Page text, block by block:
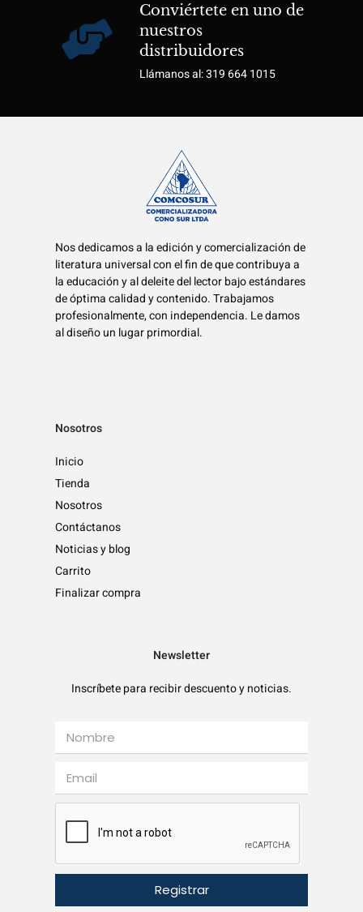
Conviértete en uno de
nuestros
distribuidores
Llámanos al: 319 664 1015
Nos dedicamos a la edición y comercialización de
literatura universal con el fin de que contribuya a
la educación y al deleite del lector bajo estándares
de óptima calidad y contenido. Trabajamos
profesionalmente, con independencia. Le damos
al diseño un lugar primordial.
Nosotros
Inicio
Tienda
Nosotros
Contáctanos
Noticias y blog
Carrito
Finalizar compra
Newsletter
Inscríbete para recibir descuento y noticias.
Registrar